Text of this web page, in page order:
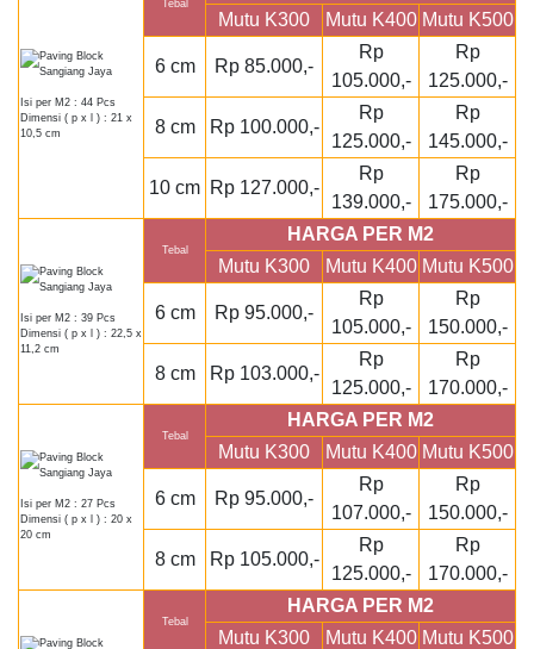
Isi per M2 : 44 Pcs
Dimensi ( p x l ) : 21 x
10,5 cm
Tebal
Mutu K300
Mutu K400 Mutu K500
6 cm Rp 85.000,-
Rp
105.000,-
Rp
125.000,-
8 cm Rp 100.000,-
Rp
125.000,-
Rp
145.000,-
10 cm Rp 127.000,-
Rp
139.000,-
Rp
175.000,-
Isi per M2 : 39 Pcs
Dimensi ( p x l ) : 22,5 x
11,2 cm
Tebal
HARGA PER M2
Mutu K300
Mutu K400 Mutu K500
6 cm Rp 95.000,-
Rp
105.000,-
Rp
150.000,-
8 cm Rp 103.000,-
Rp
125.000,-
Rp
170.000,-
Isi per M2 : 27 Pcs
Dimensi ( p x l ) : 20 x
20 cm
Tebal
HARGA PER M2
Mutu K300
Mutu K400 Mutu K500
6 cm Rp 95.000,-
Rp
107.000,-
Rp
150.000,-
8 cm Rp 105.000,-
Rp
125.000,-
Rp
170.000,-
Tebal
HARGA PER M2
Mutu K300
Mutu K400 Mutu K500